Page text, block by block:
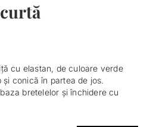
cu elastan, de culoare verde
conică în partea de jos.
bretelelor și închidere cu